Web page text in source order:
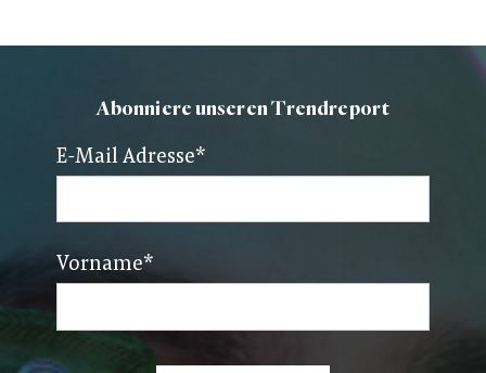
Abonniere unseren Trendreport
E-Mail Adresse*
Vorname*